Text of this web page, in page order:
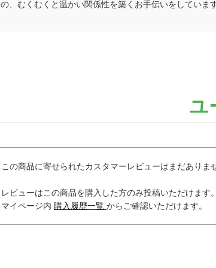
の、むくむくと温かい関係性を築くお手伝いをしています
ユ
この商品に寄せられたカスタマーレビューはまだありま
レビューはこの商品を購入した方のみ投稿いただけます
マイページ内 購入履歴一覧 からご確認いただけます。